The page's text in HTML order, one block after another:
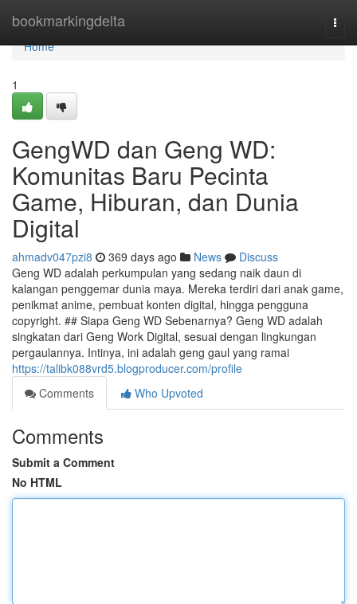
bookmarkingdelta
Home
Home
1
GengWD dan Geng WD:
Komunitas Baru Pecinta
Game, Hiburan, dan Dunia
Digital
ahmadv047pzi8 369 days ago News
Discuss
Geng WD adalah perkumpulan yang sedang naik daun di
kalangan penggemar dunia maya. Mereka terdiri dari anak game,
penikmat anime, pembuat konten digital, hingga pengguna
copyright. ## Siapa Geng WD Sebenarnya? Geng WD adalah
singkatan dari Geng Work Digital, sesuai dengan lingkungan
pergaulannya. Intinya, ini adalah geng gaul yang ramai
https://talibk088vrd5.blogproducer.com/profile
Comments
Who Upvoted
Comments
Submit a Comment
No HTML